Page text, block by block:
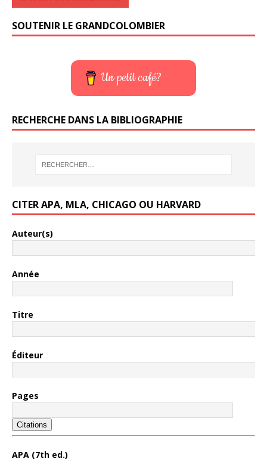
SOUTENIR LE GRANDCOLOMBIER
Un petit café?
RECHERCHE DANS LA BIBLIOGRAPHIE
CITER APA, MLA, CHICAGO OU HARVARD
Auteur(s)
Année
Titre
Éditeur
Pages
Citations
APA (7th ed.)